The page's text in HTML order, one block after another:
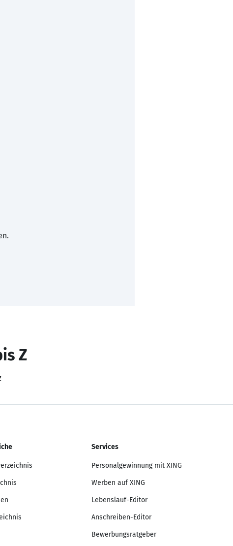
Z
Services
Personalgewinnung mit XING
Werben auf XING
Lebenslauf-Editor
Anschreiben-Editor
Bewerbungsratgeber